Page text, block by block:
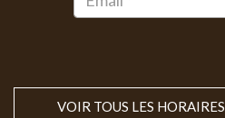
VOIR TOUS LES